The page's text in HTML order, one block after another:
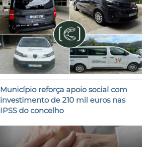
Município reforça apoio social com
investimento de 210 mil euros nas
IPSS do concelho